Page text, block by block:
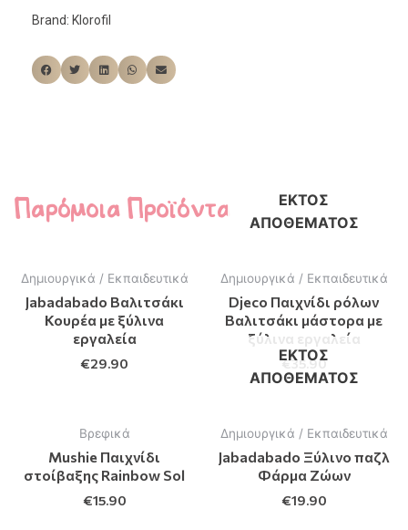
Brand: Klorofil
Παρόμοια Προϊόντα
Δημιουργικά / Εκπαιδευτικά
Jabadabado Βαλιτσάκι
Κουρέα με ξύλινα
εργαλεία
€29.90
ΕΚΤΌΣ
ΑΠΟΘΈΜΑΤΟΣ
Δημιουργικά / Εκπαιδευτικά
Djeco Παιχνίδι ρόλων
Βαλιτσάκι μάστορα με
ξύλινα εργαλεία
€35.90
Βρεφικά
Mushie Παιχνίδι
στοίβαξης Rainbow Sol
€15.90
ΕΚΤΌΣ
ΑΠΟΘΈΜΑΤΟΣ
Δημιουργικά / Εκπαιδευτικά
Jabadabado Ξύλινο παζλ
Φάρμα Ζώων
€19.90